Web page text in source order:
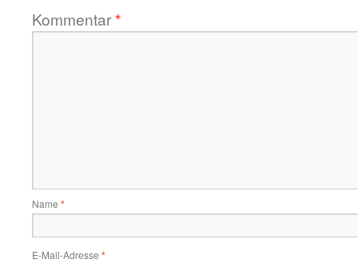
Kommentar*
Name *
E-Mail-Adresse *